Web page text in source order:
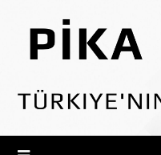
content